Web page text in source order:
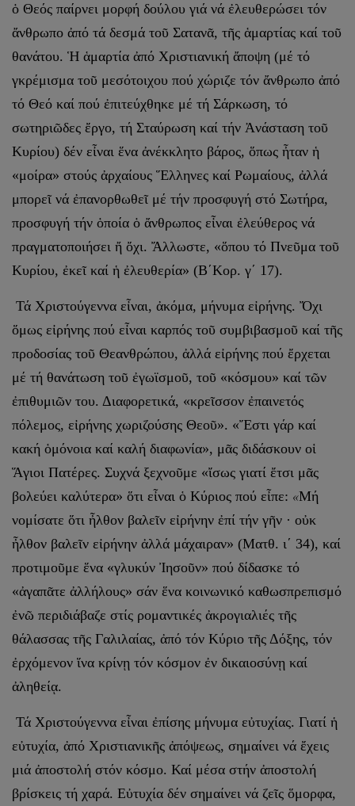
ὁ Θεός παίρ­νει μορφή δούλου γιά νά ἐλευθερώσει τόν
ἄνθρωπο ἀπό τά δεσμά τοῦ Σατανᾶ, τῆς ἁμαρτίας καί τοῦ
θανάτου. Ἡ ἁμαρτία ἀπό Χριστιανική ἄποψη (μέ τό
γκρέμισμα τοῦ μεσότοιχου πού χώριζε τόν ἄνθρωπο ἀπό
τό Θεό καί πού ἐπιτεύχθηκε μέ τή Σάρκωση, τό
σωτηριῶδες ἔργο, τή Σταύρωση καί τήν Ἀνάσταση τοῦ
Κυρίου) δέν εἶναι ἕνα ἀνέκκλητο βάρος, ὅπως ἦταν ἡ
«μοίρα» στούς ἀρχαίους Ἕλληνες καί Ρωμαίους, ἀλλά
μπορεῖ νά ἐπανορθωθεῖ μέ τήν προσφυγή στό Σωτήρα,
προσφυγή τήν ὁποία ὁ ἄνθρωπος εἶναι ἐλεύθερος νά
πραγματοποιήσει ἤ ὄχι. Ἄλλωστε, «ὅπου τό Πνεῦμα τοῦ
Κυρίου, ἐκεῖ καί ἡ ἐλευθερία» (Β΄Κορ. γ΄ 17).
Τά Χριστούγεννα εἶναι, ἀκόμα, μήνυμα εἰρήνης. Ὄχι
ὅμως εἰρήνης πού εἶναι καρπός τοῦ συμβιβασμοῦ καί τῆς
προδοσίας τοῦ Θεανθρώ­που, ἀλλά εἰρήνης πού ἔρχεται
μέ τή θανάτωση τοῦ ἐγωϊσμοῦ, τοῦ «κόσμου» καί τῶν
ἐπιθυμιῶν του. Διαφορετικά, «κρεῖσσον ἐπαινετός
πόλεμος, εἰρήνης χωριζούσης Θεοῦ». «Ἔστι γάρ καί
κακή ὁμόνοια καί καλή διαφωνία», μᾶς διδάσκουν οἱ
Ἅγιοι Πατέρες. Συχνά ξεχνοῦμε «ἴσως γιατί ἔτσι μᾶς
βολεύει καλύτερα» ὅτι εἶναι ὁ Κύριος πού εἶπε: «Μή
νομίσατε ὅτι ἦλθον βαλεῖν εἰρήνην ἐπί τήν γῆν · οὐκ
ἦλθον βαλεῖν εἰρήνην ἀλλά μάχαιραν» (Ματθ. ι΄ 34), καί
προτιμοῦμε ἕνα «γλυκύν Ἰησοῦν» πού δίδασκε τό
«ἀγαπᾶτε ἀλλήλους» σάν ἕνα κοινωνικό καθωσπρεπισμό
ἐνῶ περιδιάβαζε στίς ρομαντικές ἀκρογιαλιές τῆς
θάλασσας τῆς Γαλιλαίας, ἀπό τόν Κύριο τῆς Δόξης, τόν
ἐρχόμενον ἵνα κρίνῃ τόν κόσμον ἐν δικαιοσύνῃ καί
ἀληθείᾳ.
Τά Χριστούγεννα εἶναι ἐπίσης μήνυμα εὐτυχίας. Γιατί ἡ
εὐτυχία, ἀπό Χριστιανικῆς ἀπόψεως, σημαίνει νά ἔχεις
μιά ἀποστολή στόν κόσμο. Καί μέσα στήν ἀποστολή
βρίσκεις τή χαρά. Εὐτυχία δέν σημαίνει νά ζεῖς ὅμορφα,